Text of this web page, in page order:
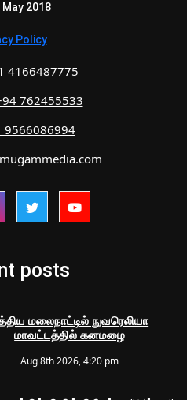
May 2018
Policy
4166487775
762455533
9566086994
posts
மலைநாட்டில் நுவரெலியா
மாவட்டத்தில் கனமழை
Aug 8th 2026, 4:20 pm